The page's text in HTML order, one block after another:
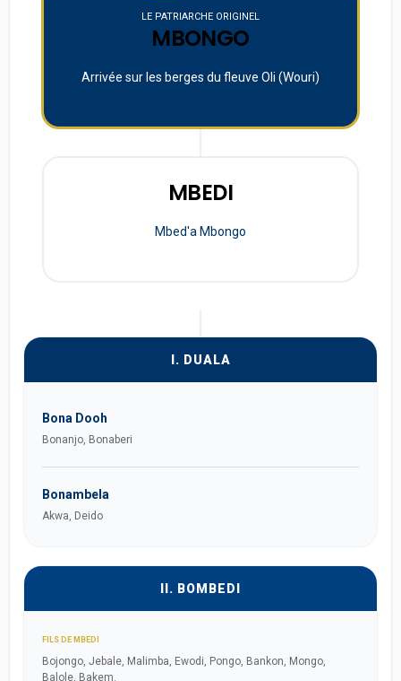
LE PATRIARCHE ORIGINEL
MBONGO
Arrivée sur les berges du fleuve Oli (Wouri)
MBEDI
Mbed'a Mbongo
I. DUALA
Bona Dooh
Bonanjo, Bonaberi
Bonambela
Akwa, Deido
II. BOMBEDI
FILS DE MBEDI
Bojongo, Jebale, Malimba, Ewodi, Pongo, Bankon, Mongo,
Balole, Bakem.